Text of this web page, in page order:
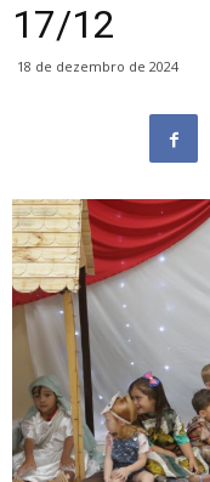
17/12
18 de dezembro de 2024